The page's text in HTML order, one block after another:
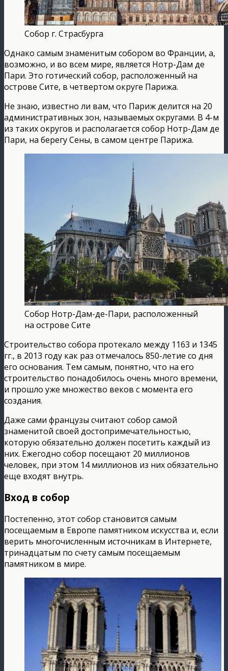
Собор г. Страсбурга
Однако самым знаменитым собором во Франции, а,
возможно, и во всем мире, является Нотр-Дам де
Пари. Это готический собор, расположенный на
острове Сите, в четвертом округе Парижа.
Не знаю, известно ли вам, что Париж делится на 20
административных зон, называемых округами. В 4-м
из таких округов и располагается собор Нотр-Дам де
Пари, на берегу Сены, в самом центре Парижа.
Собор Нотр-Дам-де-Пари, расположенный
на острове Сите
Строительство собора протекало между 1163 и 1345
гг., в 2013 году как раз отмечалось 850-летие со дня
его основания. Тем самым, понятно, что на его
строительство понадобилось очень много времени,
и прошло уже множество веков с момента его
создания.
Даже сами французы считают собор самой
знаменитой своей достопримечательностью,
которую обязательно должен посетить каждый из
них. Ежегодно собор посещают 20 миллионов
человек, при этом 14 миллионов из них обязательно
еще входят внутрь.
Вход в собор
Постепенно, этот собор становится самым
посещаемым в Европе памятником искусства и, если
верить многочисленным источникам в Интернете,
тринадцатым по счету самым посещаемым
памятником в мире.